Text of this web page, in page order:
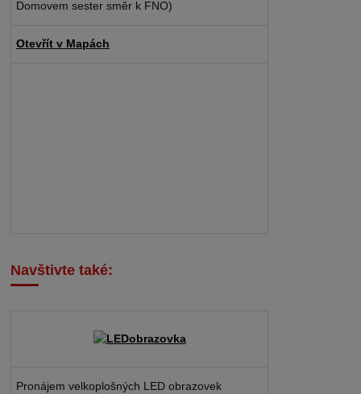
Domovem sester směr k FNO)
Otevřít v Mapách
Navštivte také:
Pronájem velkoplošných LED obrazovek